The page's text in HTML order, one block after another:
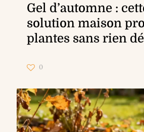
Gel d’automne :
solution maison
plantes sans rien
0